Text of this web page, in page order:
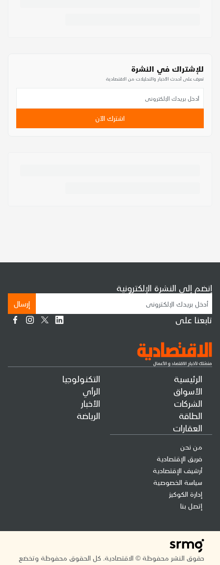
للإشتراك في النشرة
تعرف على أحدث الأخبار والتحليلات من الاقتصادية
اشترك الآن
الرئيسية
الأسواق
الشركات
الطاقة
العقارات
التكنولوجيا
الرأي
الأخبار
الرياضة
من نحن
فريق الإقتصادية
أرشيف الإقتصادية
سياسة الخصوصية
إدارة الكوكيز
إتصل بنا
إنضم إلى النشرة الإلكترونية
إرسال
تابعنا على
حقوق النشر محفوظة © الاقتصادية. كل الحقوق محفوظة وتخضع